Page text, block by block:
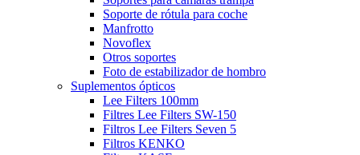
Soporte de rótula para coche
Manfrotto
Novoflex
Otros soportes
Foto de estabilizador de hombro
Suplementos ópticos
Lee Filters 100mm
Filtres Lee Filters SW-150
Filtros Lee Filters Seven 5
Filtros KENKO